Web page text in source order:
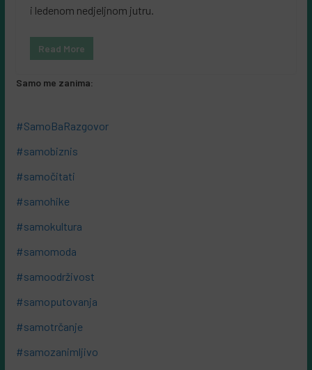
i ledenom nedjeljnom jutru.
Read More
Samo me zanima:
#SamoBaRazgovor
#samobiznis
#samočitati
#samohike
#samokultura
#samomoda
#samoodrživost
#samoputovanja
#samotrčanje
#samozanimljivo